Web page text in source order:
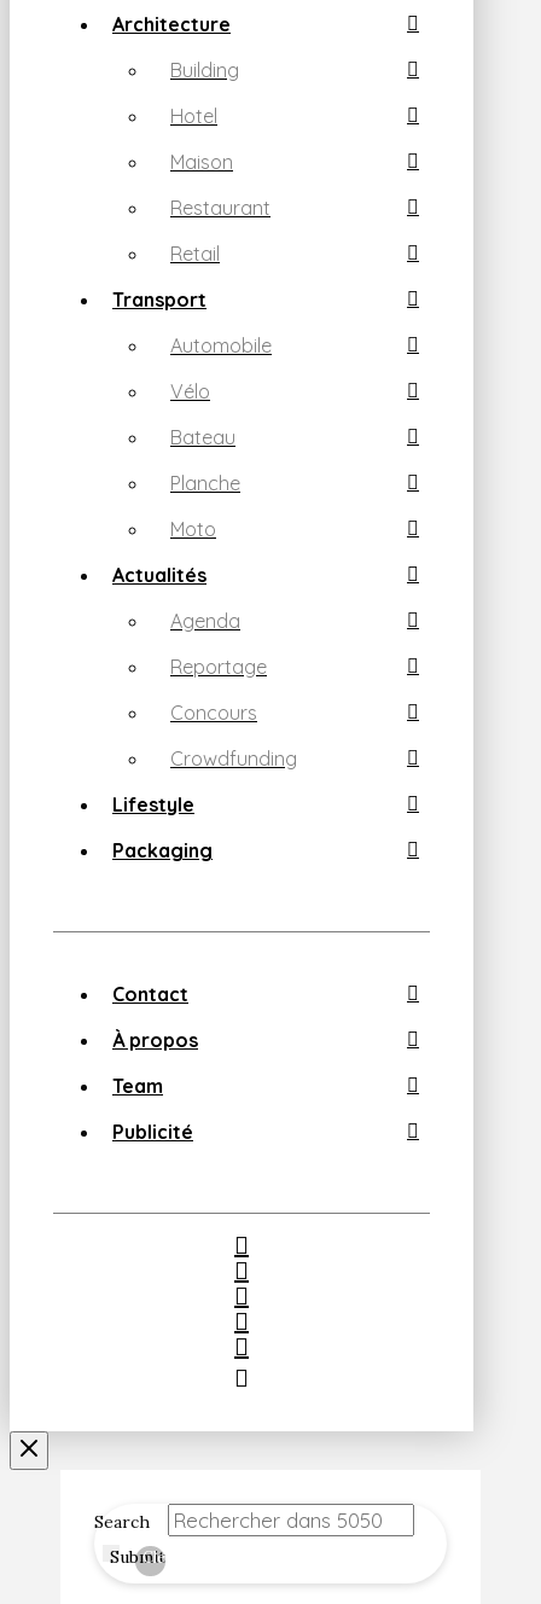
Architecture
Building
Hotel
Maison
Restaurant
Retail
Transport
Automobile
Vélo
Bateau
Planche
Moto
Actualités
Agenda
Reportage
Concours
Crowdfunding
Lifestyle
Packaging
Contact
À propos
Team
Publicité
Search
Submit
Clear